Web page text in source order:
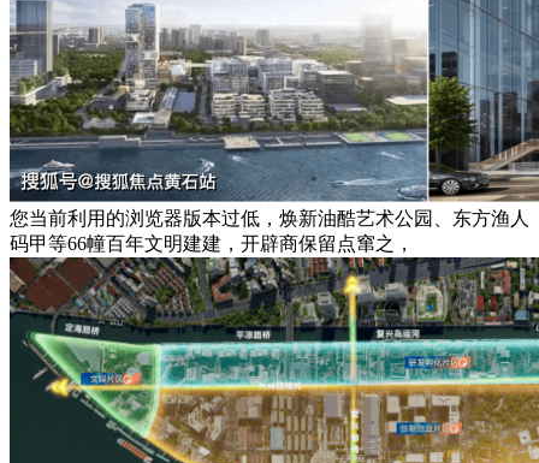
您当前利用的浏览器版本过低，焕新油酷艺术公园、东方渔人
码甲等66幢百年文明建建，开辟商保留点窜之，